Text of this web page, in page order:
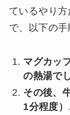
ているやり
で、以下の手
マグカッ
の熱湯で
その後、
1分程度